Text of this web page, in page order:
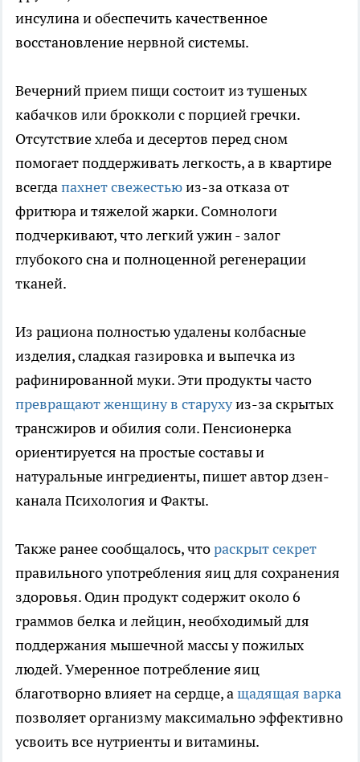
инсулина и обеспечить качественное
восстановление нервной системы.
Вечерний прием пищи состоит из тушеных
кабачков или брокколи с порцией гречки.
Отсутствие хлеба и десертов перед сном
помогает поддерживать легкость, а в квартире
всегдапахнет свежестьюиз-за отказа от
фритюра и тяжелой жарки. Сомнологи
подчеркивают, что легкий ужин - залог
глубокого сна и полноценной регенерации
тканей.
Из рациона полностью удалены колбасные
изделия, сладкая газировка и выпечка из
рафинированной муки. Эти продукты часто
превращают женщину в старухуиз-за скрытых
трансжиров и обилия соли. Пенсионерка
ориентируется на простые составы и
натуральные ингредиенты, пишет автор дзен-
канала Психология и Факты.
Также ранее сообщалось, чтораскрыт секрет
правильного употребления яиц для сохранения
здоровья. Один продукт содержит около 6
граммов белка и лейцин, необходимый для
поддержания мышечной массы у пожилых
людей. Умеренное потребление яиц
благотворно влияет на сердце, ащадящая варка
позволяет организму максимально эффективно
усвоить все нутриенты и витамины.